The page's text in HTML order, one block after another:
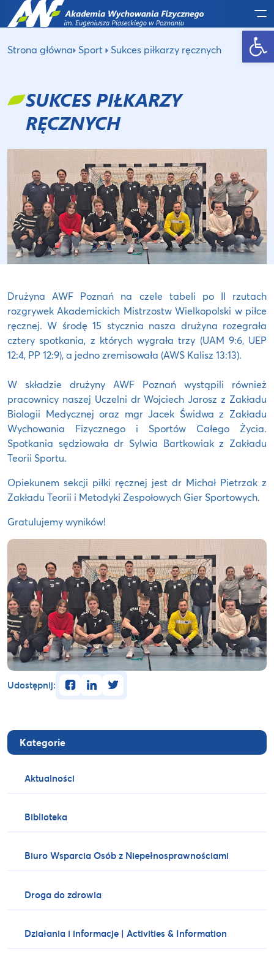
Otwórz pasek narzędzi
Strona główna Sport Sukces piłkarzy ręcznych
SUKCES PIŁKARZY
RĘCZNYCH
Kategorie
Aktualności
Biblioteka
Biuro Wsparcia Osób z Niepełnosprawnościami
Droga do zdrowia
Działania i informacje | Activities & Information
Drużyna AWF Poznań na czele tabeli po II rzutach
rozgrywek Akademickich Mistrzostw Wielkopolski w piłce
ręcznej. W środę 15 stycznia nasza drużyna rozegrała
cztery spotkania, z których wygrała trzy (UAM 9:6, UEP
12:4, PP 12:9), a jedno zremisowała (AWS Kalisz 13:13).
W składzie drużyny AWF Poznań wystąpili również
pracownicy naszej Uczelni dr Wojciech Jarosz z Zakładu
Biologii Medycznej oraz mgr Jacek Świdwa z Zakładu
Wychowania Fizycznego i Sportów Całego Życia.
Spotkania sędziowała dr Sylwia Bartkowiak z Zakładu
Teorii Sportu.
Opiekunem sekcji piłki ręcznej jest dr Michał Pietrzak z
Zakładu Teorii i Metodyki Zespołowych Gier Sportowych.
Gratulujemy wyników!
Udostępnij: facebooklinkedintwitter